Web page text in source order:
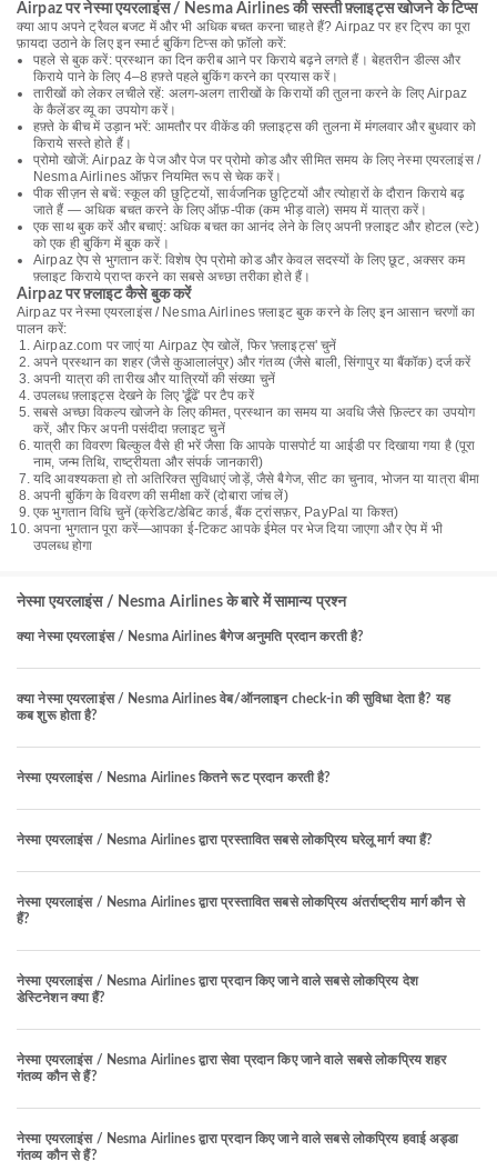
Airpaz पर नेस्मा एयरलाइंस / Nesma Airlines की सस्ती फ़्लाइट्स खोजने के टिप्स
क्या आप अपने ट्रैवल बजट में और भी अधिक बचत करना चाहते हैं? Airpaz पर हर ट्रिप का पूरा
फ़ायदा उठाने के लिए इन स्मार्ट बुकिंग टिप्स को फ़ॉलो करें:
पहले से बुक करें: प्रस्थान का दिन करीब आने पर किराये बढ़ने लगते हैं। बेहतरीन डील्स और
किराये पाने के लिए 4–8 हफ़्ते पहले बुकिंग करने का प्रयास करें।
तारीखों को लेकर लचीले रहें: अलग-अलग तारीखों के किरायों की तुलना करने के लिए Airpaz
के कैलेंडर व्यू का उपयोग करें।
हफ़्ते के बीच में उड़ान भरें: आमतौर पर वीकेंड की फ़्लाइट्स की तुलना में मंगलवार और बुधवार को
किराये सस्ते होते हैं।
प्रोमो खोजें: Airpaz के पेज और पेज पर प्रोमो कोड और सीमित समय के लिए नेस्मा एयरलाइंस /
Nesma Airlines ऑफ़र नियमित रूप से चेक करें।
पीक सीज़न से बचें: स्कूल की छुट्टियों, सार्वजनिक छुट्टियों और त्योहारों के दौरान किराये बढ़
जाते हैं — अधिक बचत करने के लिए ऑफ़-पीक (कम भीड़ वाले) समय में यात्रा करें।
एक साथ बुक करें और बचाएं: अधिक बचत का आनंद लेने के लिए अपनी फ़्लाइट और होटल (स्टे)
को एक ही बुकिंग में बुक करें।
Airpaz ऐप से भुगतान करें: विशेष ऐप प्रोमो कोड और केवल सदस्यों के लिए छूट, अक्सर कम
फ़्लाइट किराये प्राप्त करने का सबसे अच्छा तरीका होते हैं।
Airpaz पर फ़्लाइट कैसे बुक करें
Airpaz पर नेस्मा एयरलाइंस / Nesma Airlines फ़्लाइट बुक करने के लिए इन आसान चरणों का
पालन करें:
Airpaz.com पर जाएं या Airpaz ऐप खोलें, फिर 'फ़्लाइट्स' चुनें
अपने प्रस्थान का शहर (जैसे कुआलालंपुर) और गंतव्य (जैसे बाली, सिंगापुर या बैंकॉक) दर्ज करें
अपनी यात्रा की तारीख और यात्रियों की संख्या चुनें
उपलब्ध फ़्लाइट्स देखने के लिए 'ढूँढें' पर टैप करें
सबसे अच्छा विकल्प खोजने के लिए कीमत, प्रस्थान का समय या अवधि जैसे फ़िल्टर का उपयोग
करें, और फिर अपनी पसंदीदा फ़्लाइट चुनें
यात्री का विवरण बिल्कुल वैसे ही भरें जैसा कि आपके पासपोर्ट या आईडी पर दिखाया गया है (पूरा
नाम, जन्म तिथि, राष्ट्रीयता और संपर्क जानकारी)
यदि आवश्यकता हो तो अतिरिक्त सुविधाएं जोड़ें, जैसे बैगेज, सीट का चुनाव, भोजन या यात्रा बीमा
अपनी बुकिंग के विवरण की समीक्षा करें (दोबारा जांच लें)
एक भुगतान विधि चुनें (क्रेडिट/डेबिट कार्ड, बैंक ट्रांसफ़र, PayPal या किश्त)
अपना भुगतान पूरा करें—आपका ई-टिकट आपके ईमेल पर भेज दिया जाएगा और ऐप में भी
उपलब्ध होगा
नेस्मा एयरलाइंस / Nesma Airlines के बारे में सामान्य प्रश्न
क्या नेस्मा एयरलाइंस / Nesma Airlines बैगेज अनुमति प्रदान करती है?
क्या नेस्मा एयरलाइंस / Nesma Airlines वेब/ऑनलाइन check-in की सुविधा देता है? यह
कब शुरू होता है?
नेस्मा एयरलाइंस / Nesma Airlines कितने रूट प्रदान करती है?
नेस्मा एयरलाइंस / Nesma Airlines द्वारा प्रस्तावित सबसे लोकप्रिय घरेलू मार्ग क्या हैं?
नेस्मा एयरलाइंस / Nesma Airlines द्वारा प्रस्तावित सबसे लोकप्रिय अंतर्राष्ट्रीय मार्ग कौन से
हैं?
नेस्मा एयरलाइंस / Nesma Airlines द्वारा प्रदान किए जाने वाले सबसे लोकप्रिय देश
डेस्टिनेशन क्या हैं?
नेस्मा एयरलाइंस / Nesma Airlines द्वारा सेवा प्रदान किए जाने वाले सबसे लोकप्रिय शहर
गंतव्य कौन से हैं?
नेस्मा एयरलाइंस / Nesma Airlines द्वारा प्रदान किए जाने वाले सबसे लोकप्रिय हवाई अड्डा
गंतव्य कौन से हैं?